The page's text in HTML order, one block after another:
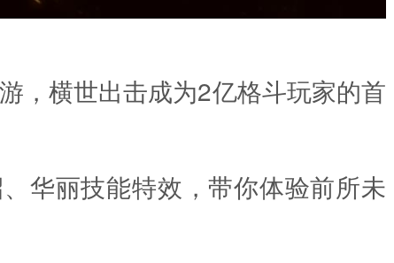
，横世出击成为2亿格斗玩家的首
华丽技能特效，带你体验前所未